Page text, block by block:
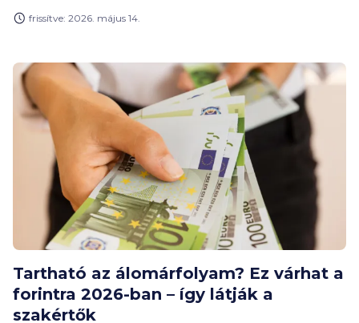
jelentősen befolyásolja a felnőttkori pénzügyi
éppen a cselekvésig még kevesen jutnak el.
frissítve: 2026. május 14.
Tartható az álomárfolyam? Ez várhat a
forintra 2026-ban – így látják a
szakértők